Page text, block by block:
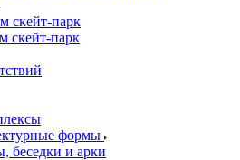
скейт-парк
скейт-парк
формы
беседки и арки